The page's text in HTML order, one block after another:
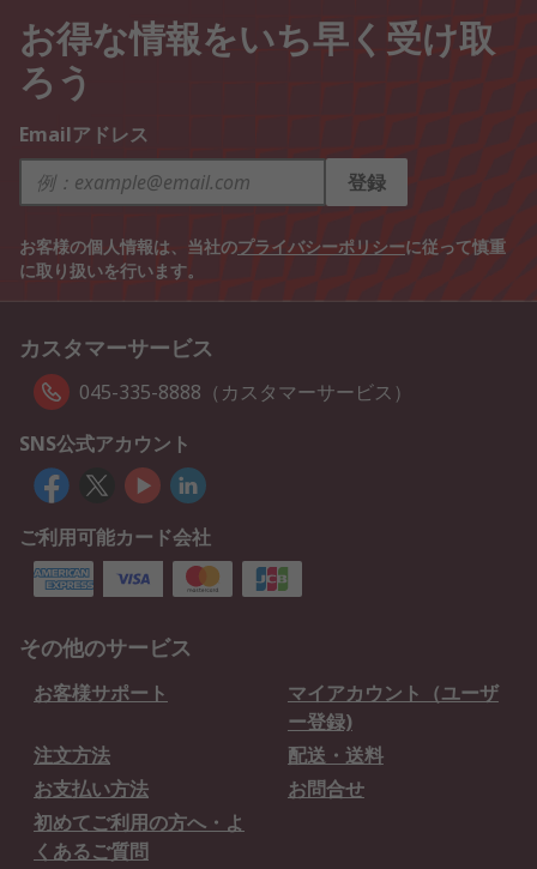
お得な情報をいち早く受け取
ろう
Emailアドレス
登録
お客様の個人情報は、当社のプライバシーポリシーに従って慎重
に取り扱いを行います。
カスタマーサービス
045-335-8888（カスタマーサービス）
SNS公式アカウント
ご利用可能カード会社
その他のサービス
お客様サポート
マイアカウント（ユーザ
ー登録)
注文方法
配送・送料
お支払い方法
お問合せ
初めてご利用の方へ・よ
くあるご質問